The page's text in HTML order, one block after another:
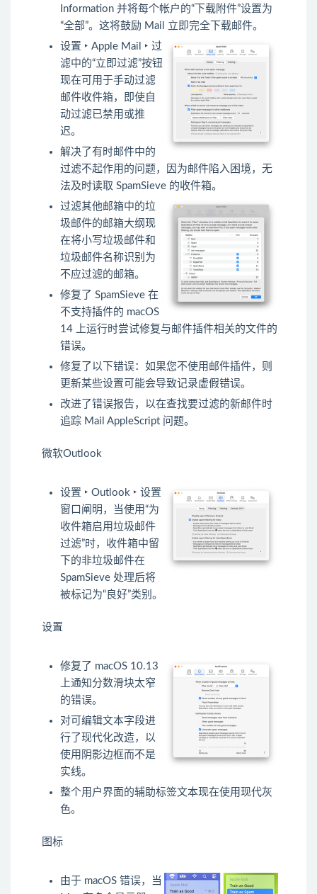
Information 并将每个帐户的“下载附件”设置为
“全部”。这将鼓励 Mail 立即完全下载邮件。
设置 ‣ Apple Mail ‣ 过
滤中的“立即过滤”按钮
现在可用于手动过滤
邮件收件箱，即使自
动过滤已禁用或推
迟。
解决了有时邮件中的
过滤不起作用的问题，因为邮件陷入困境，无
法及时读取 SpamSieve 的收件箱。
过滤其他邮箱中的垃
圾邮件的邮箱大纲现
在将小写垃圾邮件和
垃圾邮件名称识别为
不应过滤的邮箱。
修复了 SpamSieve 在
不支持插件的 macOS
14 上运行时尝试修复与邮件插件相关的文件的
错误。
修复了以下错误：如果您不使用邮件插件，则
更新某些设置可能会导致记录虚假错误。
改进了错误报告，以在查找要过滤的新邮件时
追踪 Mail AppleScript 问题。
微软Outlook
设置 ‣ Outlook ‣ 设置
窗口阐明，当使用“为
收件箱启用垃圾邮件
过滤”时，收件箱中留
下的非垃圾邮件在
SpamSieve 处理后将
被标记为“良好”类别。
设置
修复了 macOS 10.13
上通知分数滑块太窄
的错误。
对可编辑文本字段进
行了现代化改造，以
使用阴影边框而不是
实线。
整个用户界面的辅助标签文本现在使用现代灰
色。
图标
由于 macOS 错误，当